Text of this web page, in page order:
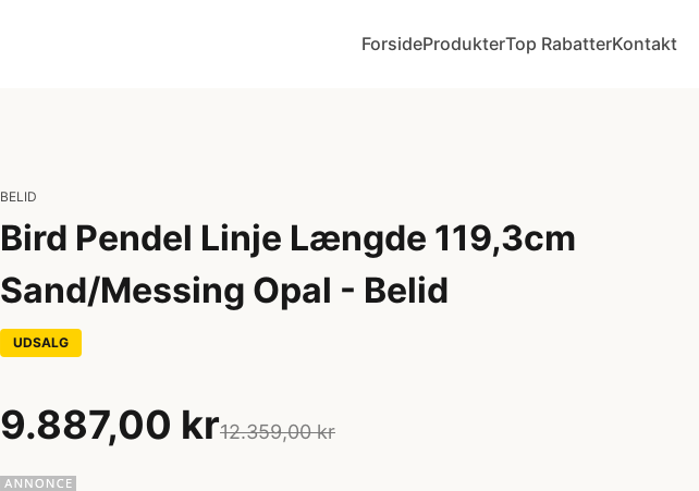
ForsideProdukterTop RabatterKontakt
BELID
Bird Pendel Linje Længde 119,3cm
Sand/Messing Opal - Belid
UDSALG
9.887,00 kr12.359,00 kr